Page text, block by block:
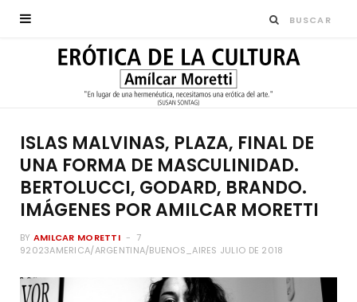
ISLAS MALVINAS, PLAZA, FINAL DE
UNA FORMA DE MASCULINIDAD.
BERTOLUCCI, GODARD, BRANDO.
IMÁGENES POR AMILCAR MORETTI
BY AMILCAR MORETTI
7
92023AMERICA/ARGENTINA/BUENOS_AIRES JULIO DE 2018